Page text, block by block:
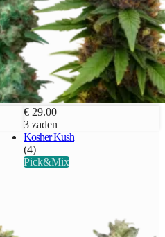
€ 29.00
3 zaden
Kosher Kush
(4)
Pick&Mix